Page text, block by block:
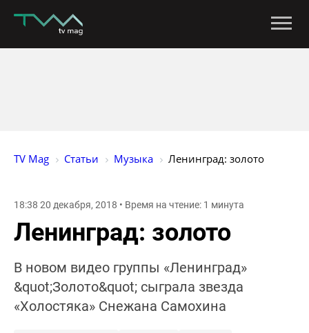
TV Mag Статьи Музыка Ленинград: золото
18:38 20 декабря, 2018 • Время на чтение: 1 минута
Ленинград: золото
В новом видео группы «Ленинград»
&quot;Золото&quot; сыграла звезда
«Холостяка» Снежана Самохина